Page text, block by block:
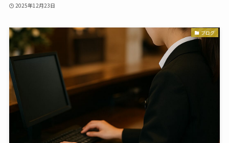
2025年12月23日
ブログ